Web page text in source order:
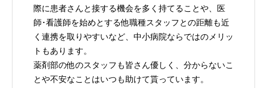
際に患者さんと接する機会を多く持てることや、医
師･看護師を始めとする他職種スタッフとの距離も近
く連携を取りやすいなど、中小病院ならではのメリッ
トもあります。
薬剤部の他のスタッフも皆さん優しく、分からないこ
とや不安なことはいつも助けて貰っています。